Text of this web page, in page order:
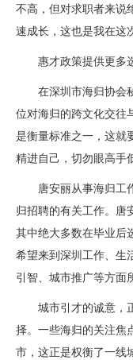
不高，但对求职者来说
速成长，这也是我在这
惠才政策提供更多
在深圳市海归协会秘
位对海归的跨文化交往
是衡量标准之一，这就
精进自己，切勿眼高手
唐安丽从事海归工
归招聘的有关工作。唐
其中绝大多数在毕业后
希望来到深圳工作、生
引智、城市推广等方面
城市引才的诚意，
择。一些海归的关注焦
市，这正是权衡了一线